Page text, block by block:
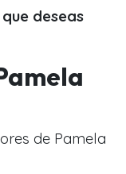
deseas
de Pamela